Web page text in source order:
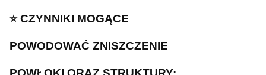
⭐️ CZYNNIKI MOGĄCE
POWODOWAĆ ZNISZCZENIE